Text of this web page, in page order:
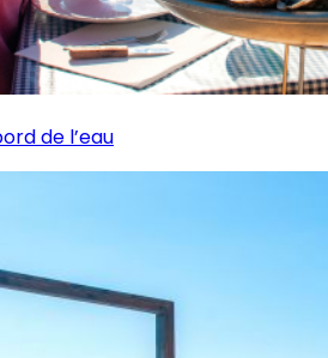
de l’eau